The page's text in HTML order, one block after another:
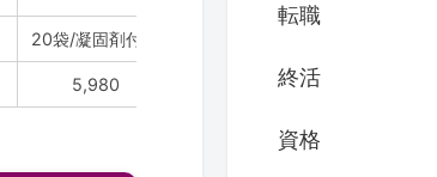
20袋/凝固剤付き
5,980
転職
終活
資格